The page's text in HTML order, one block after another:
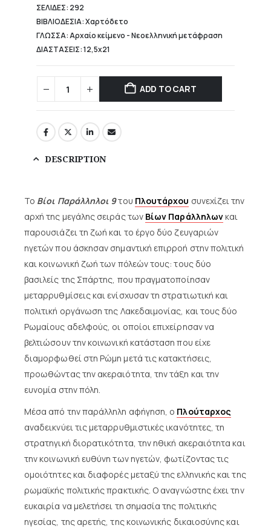
ΣΕΛΙΔΕΣ: 292
ΒΙΒΛΙΟΔΕΣΙΑ: Χαρτόδετο
ΓΛΩΣΣΑ: Αρχαίο κείμενο - Νεοελληνική μετάφραση
ΔΙΑΣΤΑΣΕΙΣ: 12,5x21
ADD TO CART
DESCRIPTION
Το Βίοι Παράλληλοι 9του Πλουτάρχου συνεχίζει την
αρχή της μεγάλης σειράς των Βίων Παράλληλωνκαι
παρουσιάζει τη ζωή και το έργο δύο ζευγαριών
ηγετών που άσκησαν σημαντική επιρροή στην πολιτική
και κοινωνική ζωή των πόλεών τους: τους δύο
βασιλείς της Σπάρτης, που πραγματοποίησαν
μεταρρυθμίσεις και ενίσχυσαν τη στρατιωτική και
πολιτική οργάνωση της Λακεδαιμονίας, και τους δύο
Ρωμαίους αδελφούς, οι οποίοι επιχείρησαν να
βελτιώσουν την κοινωνική κατάσταση που είχε
διαμορφωθεί στη Ρώμη μετά τις κατακτήσεις,
προωθώντας την ακεραιότητα, την τάξη και την
ευνομία στην πόλη.
Μέσα από την παράλληλη αφήγηση, ο Πλούταρχος
αναδεικνύει τις μεταρρυθμιστικές ικανότητες, τη
στρατηγική διορατικότητα, την ηθική ακεραιότητα και
την κοινωνική ευθύνη των ηγετών, φωτίζοντας τις
ομοιότητες και διαφορές μεταξύ της ελληνικής και της
ρωμαϊκής πολιτικής πρακτικής. Ο αναγνώστης έχει την
ευκαιρία να μελετήσει τη σημασία της πολιτικής
ηγεσίας, της αρετής, της κοινωνικής δικαιοσύνης και